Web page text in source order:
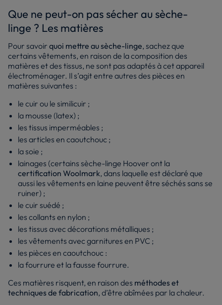
Que ne peut-on pas sécher au sèche-
linge ? Les matières
Pour savoir quoi mettre au sèche-linge, sachez que
certains vêtements, en raison de la composition des
matières et des tissus, ne sont pas adaptés à cet appareil
électroménager. Il s’agit entre autres des pièces en
matières suivantes :
le cuir ou le similicuir ;
la mousse (latex) ;
les tissus imperméables ;
les articles en caoutchouc ;
la soie ;
lainages (certains sèche-linge Hoover ont la
certification Woolmark, dans laquelle est déclaré que
aussi les vêtements en laine peuvent être séchés sans se
ruiner) ;
le cuir suédé ;
les collants en nylon ;
les tissus avec décorations métalliques ;
les vêtements avec garnitures en PVC ;
les pièces en caoutchouc :
la fourrure et la fausse fourrure.
Ces matières risquent, en raison des méthodes et
techniques de fabrication, d’être abîmées par la chaleur.